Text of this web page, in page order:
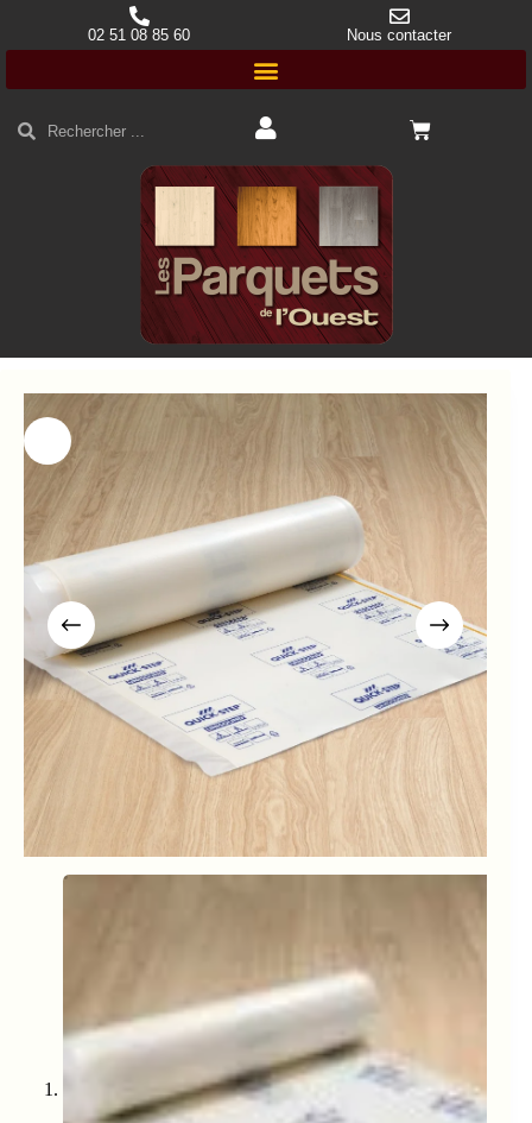
02 51 08 85 60 Nous contacter